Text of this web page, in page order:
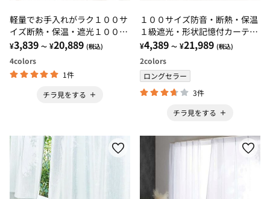
軽量でお手入れがラク１００サ
イズ断熱・保温・遮光１００％
カーテン
¥3,839 ～ ¥20,889 (税込)
4colors
1件
チラ見をする
１００サイズ防音・断熱・保温
１級遮光・形状記憶付カーテ
ン リーフブラウン・リーフブ
ルーグレー
¥4,389 ～ ¥21,989 (税込)
2colors
ロングセラー
3件
チラ見をする